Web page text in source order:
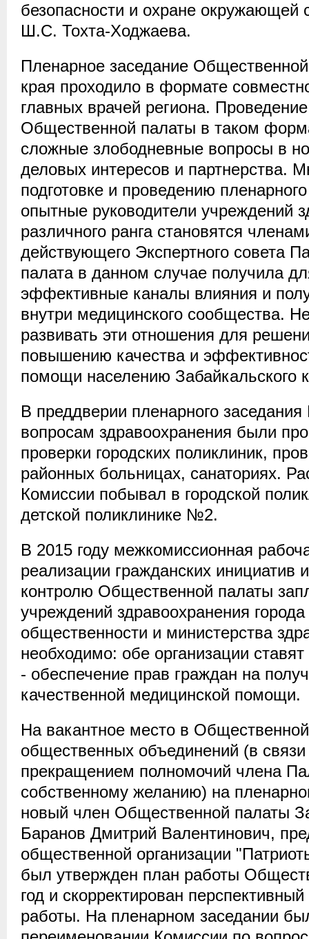
безопасности и охране окружающей
Ш.С. Тохта-Ходжаева.
Пленарное заседание
края проходило в формате
главных врачей региона.
Общественной палаты в таком
сложные злободневные вопросы в
деловых интересов и партнерства.
подготовке и проведению
опытные руководители учреждений
различного ранга становятся
действующего Экспертного совета
палата в данном случае получила
эффективные каналы влияния и
внутри медицинского сообщества.
развивать эти отношения для
повышению качества и
помощи населению Забайкальского
В преддверии пленарного
вопросам здравоохранения были
проверки городских поликлиник,
районных больницах, санаториях.
Комиссии побывал в городской
детской поликлинике №2.
В 2015 году межкомиссионная
реализации гражданских инициатив
контролю Общественной палаты
учреждений здравоохранения
общественности и министерства
необходимо: обе организации
- обеспечение прав граждан на
качественной медицинской помощи.
На вакантное место в
общественных объединений (в
прекращением полномочий члена
собственному желанию) на
новый член Общественной палаты
Баранов Дмитрий Валентинович,
общественной организации
был утвержден план работы
год и скорректирован
работы. На пленарном заседании